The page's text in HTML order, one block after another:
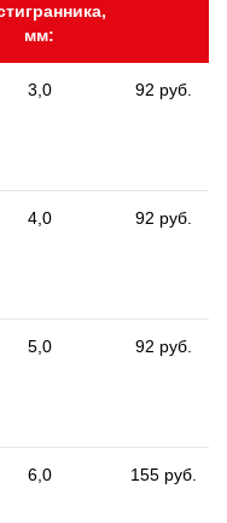
мм:
3,0 92 руб.
4,0 92 руб.
5,0 92 руб.
6,0 155 руб.